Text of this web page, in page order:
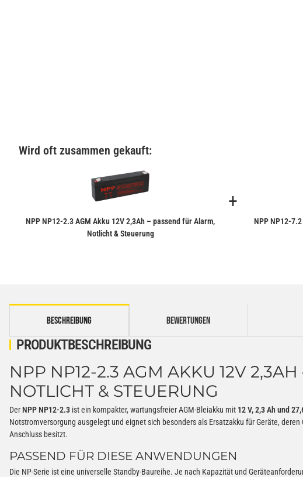
Wird oft zusammen gekauft:
NPP NP12-2.3 AGM Akku 12V 2,3Ah – passend für Alarm,
Notlicht & Steuerung
+
NPP NP12-
BESCHREIBUNG BEWERTUNGEN
PRODUKTBESCHREIBUNG
NPP NP12-2.3 AGM AKKU 12V
NOTLICHT & STEUERUNG
DerNPP NP12-2.3 ist ein kompakter, wartungsfreier AGM-Bleiakku mit 12 V, 2,3 Ah und
Notstromversorgung ausgelegt und eignet sich besonders als Ersatzakku für Geräte,
Anschluss besitzt.
PASSEND FÜR DIESE ANWENDUNGEN
Die NP-Serie ist eine universelle Standby-Baureihe. Je nach Kapazität und